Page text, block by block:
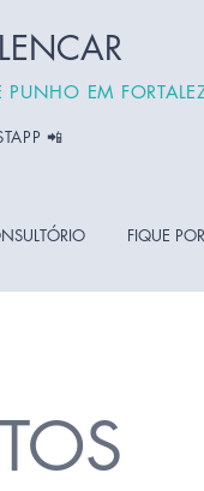
PUNHO EM
📲
FIQUE